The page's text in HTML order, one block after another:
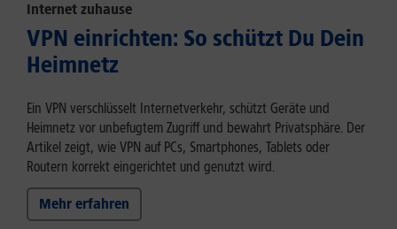
Internet zuhause
VPN einrichten: So schützt Du Dein
Heimnetz
Ein VPN verschlüsselt Internetverkehr, schützt Geräte und
Heimnetz vor unbefugtem Zugriff und bewahrt Privatsphäre. Der
Artikel zeigt, wie VPN auf PCs, Smartphones, Tablets oder
Routern korrekt eingerichtet und genutzt wird.
Mehr erfahren